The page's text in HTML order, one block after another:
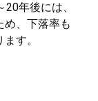
年後には、
め、下落率も
す。